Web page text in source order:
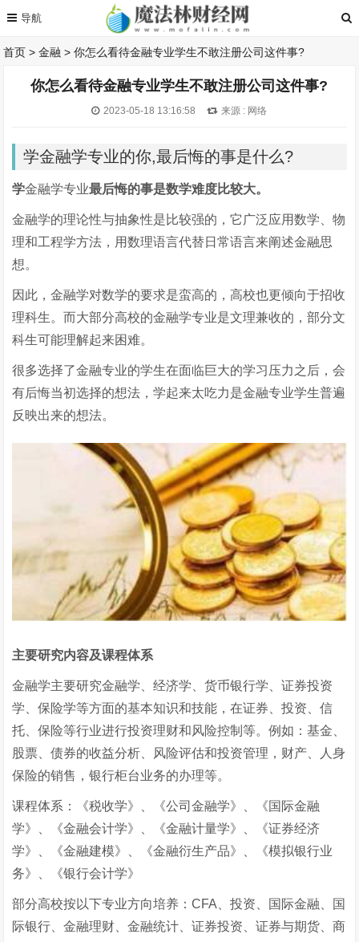
首页 >金融 >你怎么看待金融专业学生不敢注册公司这件事?
你怎么看待金融专业学生不敢注册公司这件事?
2023-05-18 13:16:58 来源 : 网络
学金融学专业的你,最后悔的事是什么?
学金融学专业最后悔的事是数学难度比较大。
金融学的理论性与抽象性是比较强的，它广泛应用数学、物
理和工程学方法，用数理语言代替日常语言来阐述金融思
想。
因此，金融学对数学的要求是蛮高的，高校也更倾向于招收
理科生。而大部分高校的金融学专业是文理兼收的，部分文
科生可能理解起来困难。
很多选择了金融专业的学生在面临巨大的学习压力之后，会
有后悔当初选择的想法，学起来太吃力是金融专业学生普遍
反映出来的想法。
主要研究内容及课程体系
金融学主要研究金融学、经济学、货币银行学、证券投资
学、保险学等方面的基本知识和技能，在证券、投资、信
托、保险等行业进行投资理财和风险控制等。例如：基金、
股票、债券的收益分析、风险评估和投资管理，财产、人身
保险的销售，银行柜台业务的办理等。
课程体系：《税收学》、《公司金融学》、《国际金融
学》、《金融会计学》、《金融计量学》、《证券经济
学》、《金融建模》、《金融衍生产品》、《模拟银行业
务》、《银行会计学》
部分高校按以下专业方向培养：CFA、投资、国际金融、国
际银行、金融理财、金融统计、证券投资、证券与期货、商